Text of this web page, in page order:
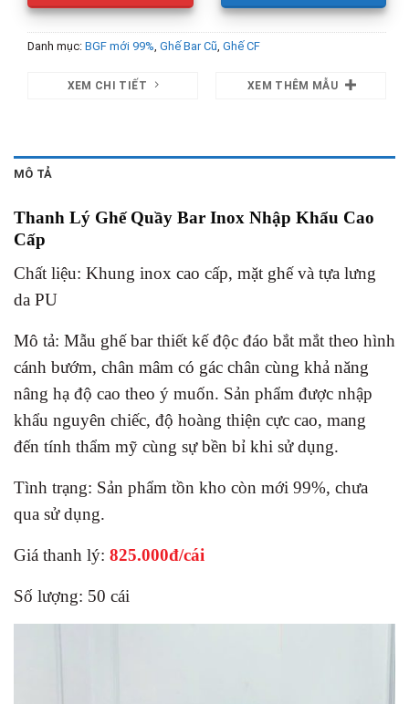
Danh mục: BGF mới 99%, Ghế Bar Cũ, Ghế CF
XEM CHI TIẾT XEM THÊM MẪU
MÔ TẢ
Thanh Lý Ghế Quầy Bar Inox Nhập Khẩu Cao
Cấp
Chất liệu: Khung inox cao cấp, mặt ghế và tựa lưng
da PU
Mô tả: Mẫu ghế bar thiết kế độc đáo bắt mắt theo hình
cánh bướm, chân mâm có gác chân cùng khả năng
nâng hạ độ cao theo ý muốn. Sản phẩm được nhập
khẩu nguyên chiếc, độ hoàng thiện cực cao, mang
đến tính thẩm mỹ cùng sự bền bỉ khi sử dụng.
Tình trạng: Sản phẩm tồn kho còn mới 99%, chưa
qua sử dụng.
Giá thanh lý: 825.000đ/cái
Số lượng: 50 cái